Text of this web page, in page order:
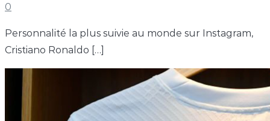
0
Personnalité la plus suivie au monde sur Instagram,
Cristiano Ronaldo […]